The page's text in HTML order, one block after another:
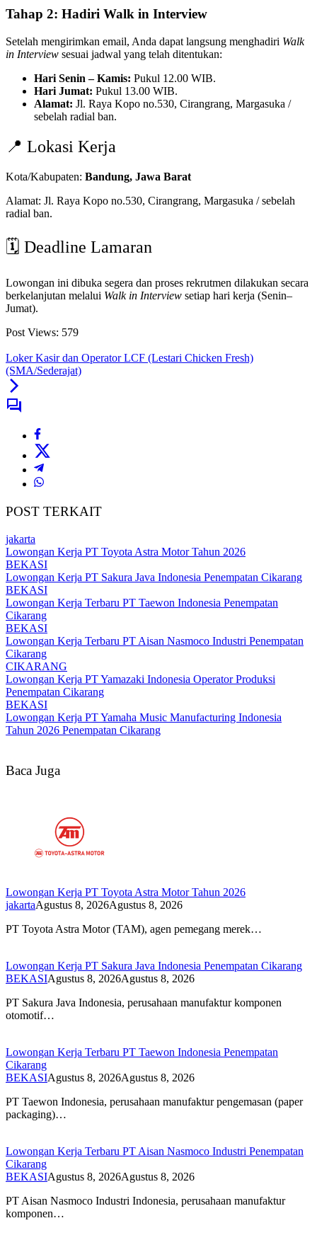
Tahap 2: Hadiri Walk in Interview
Setelah mengirimkan email, Anda dapat langsung menghadiri Walk
in Interview sesuai jadwal yang telah ditentukan:
Hari Senin – Kamis: Pukul 12.00 WIB.
Hari Jumat: Pukul 13.00 WIB.
Alamat: Jl. Raya Kopo no.530, Cirangrang, Margasuka /
sebelah radial ban.
📍 Lokasi Kerja
Kota/Kabupaten: Bandung, Jawa Barat
Alamat: Jl. Raya Kopo no.530, Cirangrang, Margasuka / sebelah
radial ban.
🗓️ Deadline Lamaran
Lowongan ini dibuka segera dan proses rekrutmen dilakukan secara
berkelanjutan melalui Walk in Interview setiap hari kerja (Senin–
Jumat).
Post Views: 579
Loker Kasir dan Operator LCF (Lestari Chicken Fresh)
(SMA/Sederajat)
POST TERKAIT
jakarta
Lowongan Kerja PT Toyota Astra Motor Tahun 2026
BEKASI
Lowongan Kerja PT Sakura Java Indonesia Penempatan Cikarang
BEKASI
Lowongan Kerja Terbaru PT Taewon Indonesia Penempatan
Cikarang
BEKASI
Lowongan Kerja Terbaru PT Aisan Nasmoco Industri Penempatan
Cikarang
CIKARANG
Lowongan Kerja PT Yamazaki Indonesia Operator Produksi
Penempatan Cikarang
BEKASI
Lowongan Kerja PT Yamaha Music Manufacturing Indonesia
Tahun 2026 Penempatan Cikarang
Baca Juga
Lowongan Kerja PT Toyota Astra Motor Tahun 2026
jakartaAgustus 8, 2026Agustus 8, 2026
PT Toyota Astra Motor (TAM), agen pemegang merek…
Lowongan Kerja PT Sakura Java Indonesia Penempatan Cikarang
BEKASIAgustus 8, 2026Agustus 8, 2026
PT Sakura Java Indonesia, perusahaan manufaktur komponen
otomotif…
Lowongan Kerja Terbaru PT Taewon Indonesia Penempatan
Cikarang
BEKASIAgustus 8, 2026Agustus 8, 2026
PT Taewon Indonesia, perusahaan manufaktur pengemasan (paper
packaging)…
Lowongan Kerja Terbaru PT Aisan Nasmoco Industri Penempatan
Cikarang
BEKASIAgustus 8, 2026Agustus 8, 2026
PT Aisan Nasmoco Industri Indonesia, perusahaan manufaktur
komponen…